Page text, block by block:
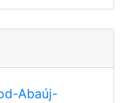
Abaúj-